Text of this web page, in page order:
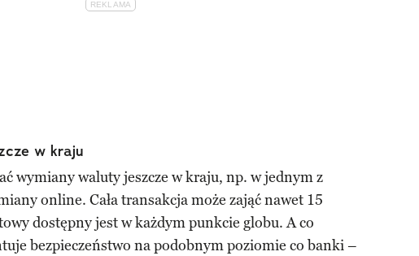
w kraju
wymiany waluty jeszcze w kraju, np. w jednym z
online. Cała transakcja może zająć nawet 15
dostępny jest w każdym punkcie globu. A co
bezpieczeństwo na podobnym poziomie co banki –